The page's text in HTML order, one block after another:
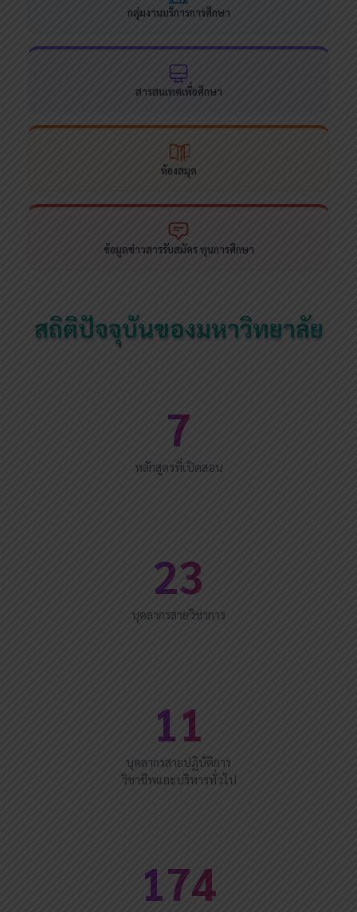
กลุ่มงานบริการการศึกษา
สารสนเทศเพื่อศึกษา
ห้องสมุด
ข้อมูลข่าวสารรับสมัคร ทุนการศึกษา
สถิติปัจจุบันของมหาวิทยาลัย
7
หลักสูตรที่เปิดสอน
23
บุคลากรสายวิชาการ
11
บุคลากรสายปฏิบัติการ
วิชาชีพและบริหารทั่วไป
174